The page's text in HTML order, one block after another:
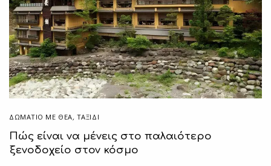
ΔΩΜΆΤΙΟ ΜΕ ΘΈΑ, ΤΑΞΙΔΙ
Πώς είναι να μένεις στο παλαιότερο
ξενοδοχείο στον κόσμο